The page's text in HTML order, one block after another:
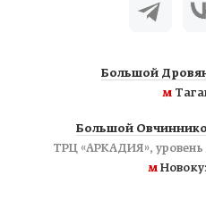
Большой
м
Большой
ТРЦ «АРКАДИЯ»,
м